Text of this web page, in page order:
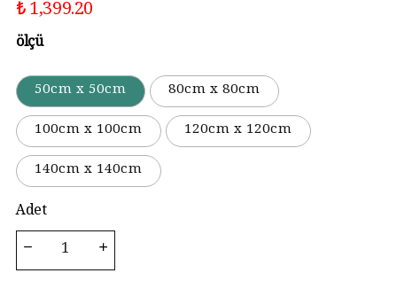
₺ 1,399.20
ölçü
50cm x 50cm
80cm x 80cm
100cm x 100cm
120cm x 120cm
140cm x 140cm
Adet